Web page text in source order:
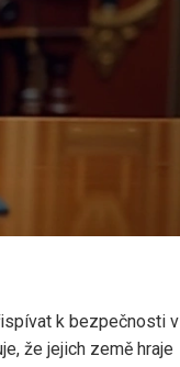
k bezpečnosti v
že jejich země hraje